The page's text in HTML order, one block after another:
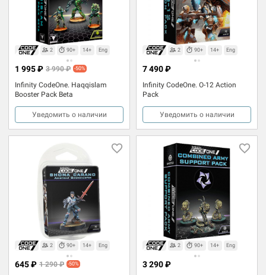
2 90+ 14+ Eng
Infinity CodeOne. Haqqislam
Booster Pack Beta
1 995 ₽ 3 990 ₽ -50%
Уведомить о наличии
2 90+ 14+ Eng
Infinity CodeOne. O-12 Action
Pack
7 490 ₽
Уведомить о наличии
2 90+ 14+ Eng
645 ₽ 1 290 ₽ -50%
2 90+ 14+ Eng
3 290 ₽